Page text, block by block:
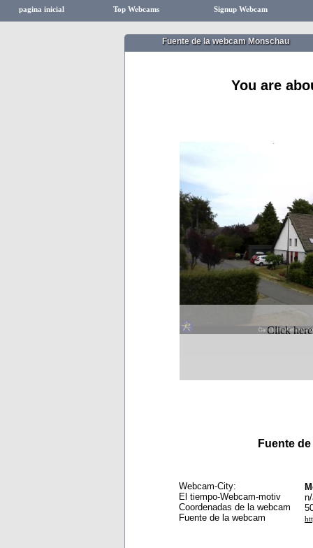
pagina inicial Top Webcams Signup Webcam
Fuente de la webcam Monschau
You are
Click
Fuente
Webcam-City:
El tiempo-Webcam-motiv
Coordenadas de la webcam
Fuente de la webcam